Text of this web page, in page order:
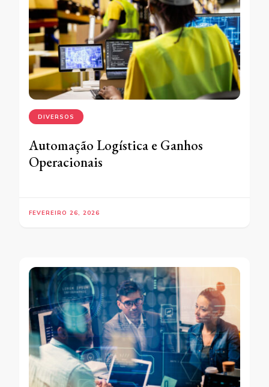
DIVERSOS
Automação Logística e Ganhos
Operacionais
FEVEREIRO 26, 2026